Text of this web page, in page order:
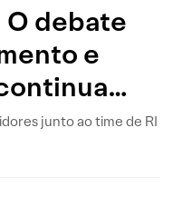
O debate
e
junto ao time de RI